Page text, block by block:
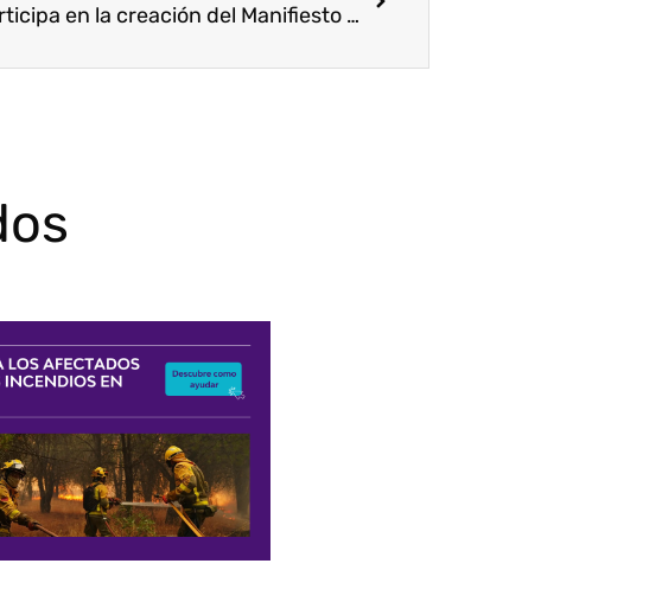
Participa en la creación del Manifiesto Voluntare